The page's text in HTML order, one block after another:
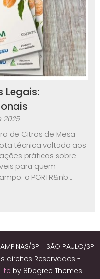
Legais:
2025
de Citros de Mesa –
técnica voltada aos
práticas sobre
para quem
o PGRTR&nb...
SP - SÃO PAULO/SP
direitos Reservados -
by 8Degree Themes